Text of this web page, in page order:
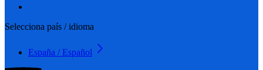
Selecciona país / idioma
España / Español